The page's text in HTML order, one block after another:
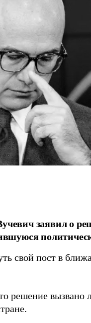
заявил о
свой пост в
решение